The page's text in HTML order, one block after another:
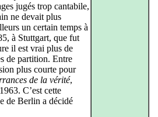
jugés trop cantabile,
ne devait plus
un certain temps à
à Stuttgart, que fut
il est vrai plus de
de partition. Entre
plus courte pour
de la vérité,
C’est cette
de Berlin a décidé